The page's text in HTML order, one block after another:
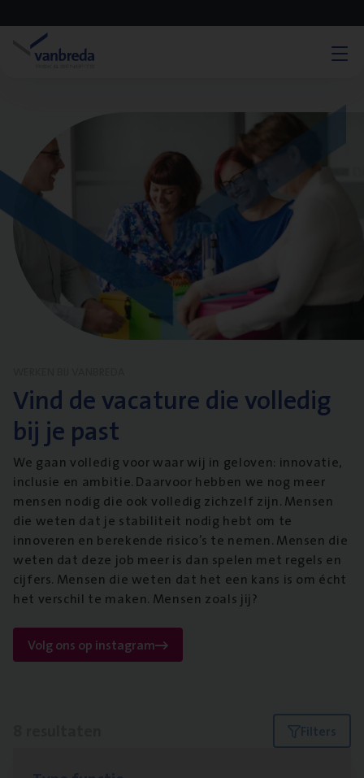
Vind de vacature die volledig
bij je past
We gaan volledig voor waar wij in geloven: innovatie,
inclusie en ambitie. Daarvoor hebben we nog meer
mensen nodig die ook volledig zichzelf zijn. Mensen
die weten dat je stabiliteit nodig hebt om te
innoveren en berekende risico’s te nemen. Mensen die
weten dat deze job meer is dan spelen met regels en
cijfers. Mensen die weten dat het een kans is om écht
het verschil te maken. Mensen zoals jij?
Volg ons op instagram
Filters